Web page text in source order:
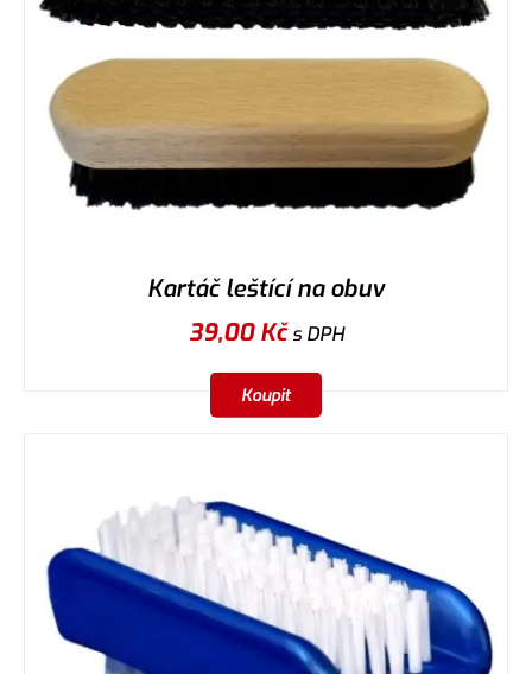
Kartáč leštící na obuv
39,00Kčs DPH
Koupit